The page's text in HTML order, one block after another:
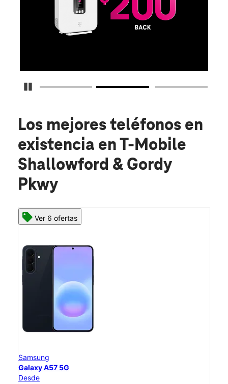
Detener carrusel
Los mejores teléfonos en
existencia en T-Mobile
Shallowford & Gordy
Pkwy
Ver 6 ofertas
Samsung
Galaxy A57 5G
Desde